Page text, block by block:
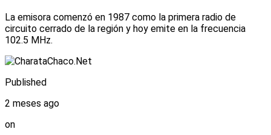
La emisora comenzó en 1987 como la primera radio de
circuito cerrado de la región y hoy emite en la frecuencia
102.5 MHz.
Published
2 meses ago
on